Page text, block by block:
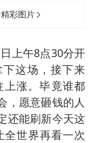
彩图片
上午8点30分开
这场，接下来
上涨。毕竟谁都
，愿意砸钱的人
还能刷新今天这
世界再看一次